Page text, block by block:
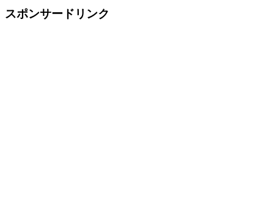
スポンサードリンク